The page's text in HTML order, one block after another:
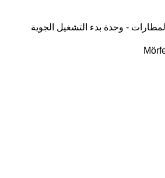
- وحدة بدء التشغيل الجوية